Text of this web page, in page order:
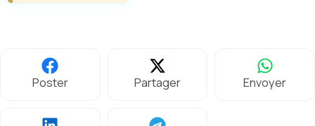
Poster Partager Envoyer